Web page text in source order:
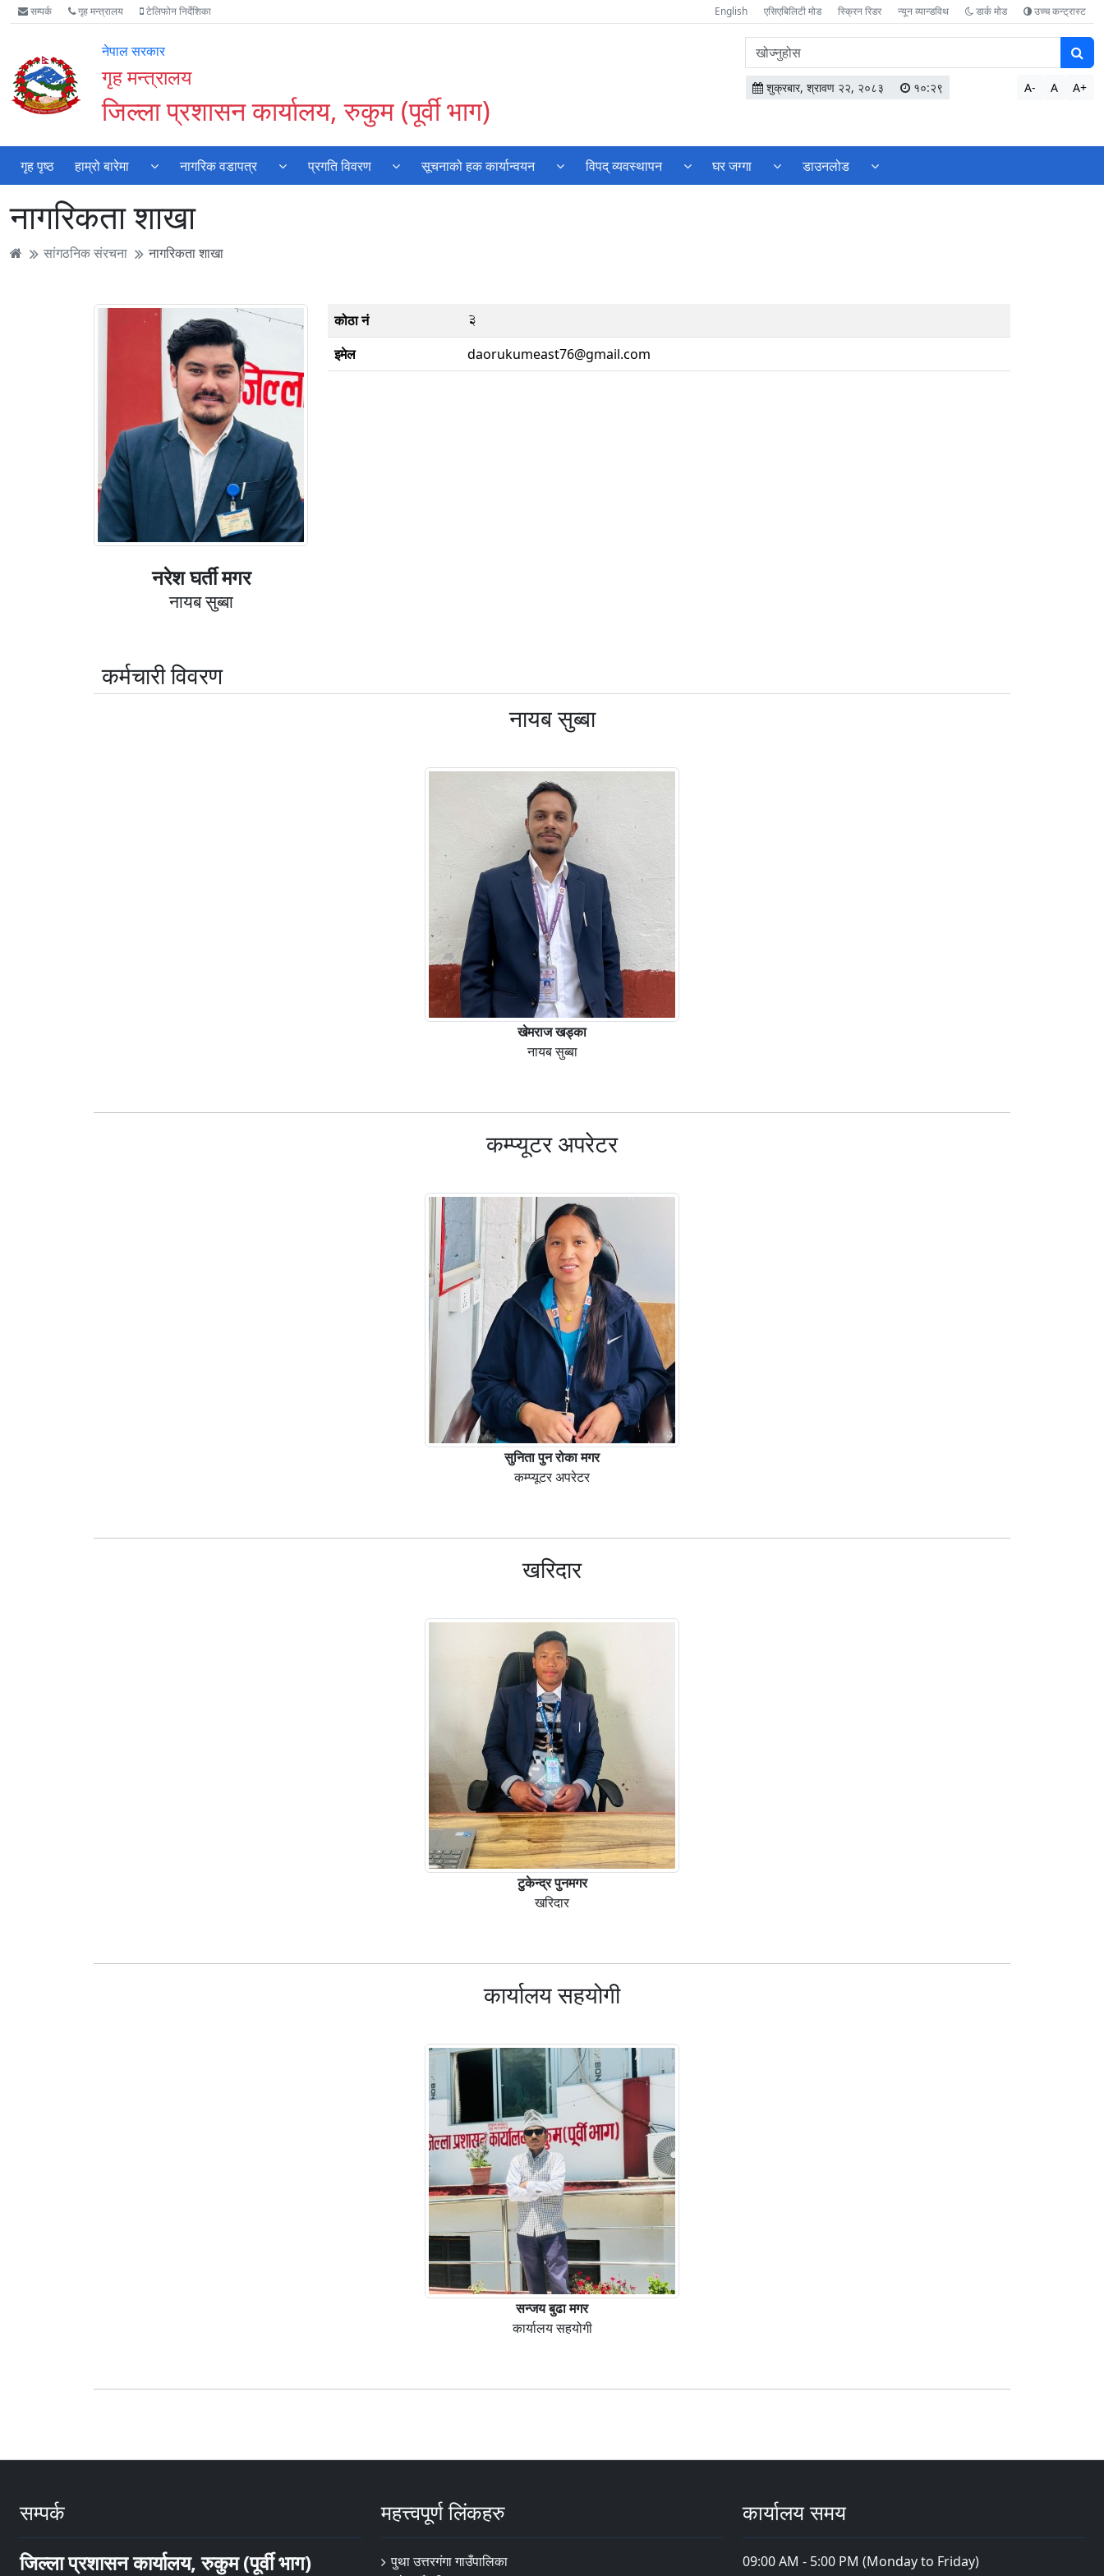
Accessibility
Mode
गर्नुहोस्
मुख्य
सामाग्री
मुख्य
नेभिगेसन
वेबसाइट
खोजमा
सम्पर्क गृह मन्त्रालय टेलिफोन निर्देशिका English एसिएबिलिटी मोड स्क्रिन रिडर न्यून व्यान्डविथ डार्क मोड उच्च कन्ट्रास्ट
नेपाल सरकार
गृह मन्त्रालय
जिल्ला प्रशासन कार्यालय, रुकुम (पूर्वी भाग)
वेबसाइटमा
सामग्री
खोज्नुहोस
शुक्रबार, श्रावण २२, २०८३ १०:२९ A- A A+
गृह पृष्ठ हाम्रो बारेमा नागरिक वडापत्र प्रगति विवरण सूचनाको हक कार्यान्वयन विपद् व्यवस्थापन घर जग्गा डाउनलोड
नागरिकता शाखा
सांगठनिक संरचना नागरिकता शाखा
नरेश घर्ती मगर
नायब सुब्बा
कोठा नं 3
इमेल daorukumeast76@gmail.com
कर्मचारी विवरण
नायब सुब्बा
खेमराज खड्का
नायब सुब्बा
कम्प्यूटर अपरेटर
सुनिता पुन रोका मगर
कम्प्यूटर अपरेटर
खरिदार
टुकेन्द्र पुनमगर
खरिदार
कार्यालय सहयोगी
सन्जय बुढा मगर
कार्यालय सहयोगी
सम्पर्क
जिल्ला प्रशासन कार्यालय, रुकुम (पूर्वी भाग)
महत्त्वपूर्ण लिंकहरु
पुथा उत्तरगंगा गाउँपालिका
कार्यालय समय
09:00 AM - 5:00 PM (Monday to Friday)